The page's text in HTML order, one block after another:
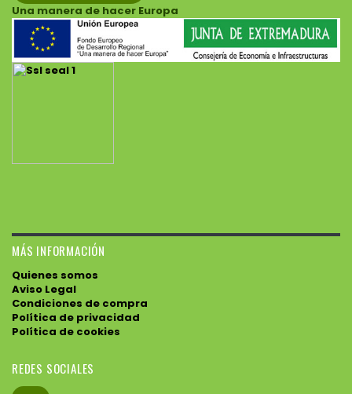
Una manera de hacer Europa
MÁS INFORMACIÓN
Quienes somos
Aviso Legal
Condiciones de compra
Política de privacidad
Política de cookies
REDES SOCIALES